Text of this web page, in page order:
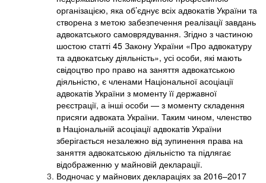
організацією, яка об’єднує всіх адвокатів України та
створена з метою забезпечення реалізації завдань
адвокатського самоврядування. Згідно з частиною
шостою статті 45 Закону України «Про адвокатуру
та адвокатську діяльність», усі особи, які мають
свідоцтво про право на заняття адвокатською
діяльністю, є членами Національної асоціації
адвокатів України з моменту її державної
реєстрації, а інші особи — з моменту складення
присяги адвоката України. Таким чином, членство
в Національній асоціації адвокатів України
зберігається незалежно від зупинення права на
заняття адвокатською діяльністю та підлягає
відображенню у майновій декларації.
Водночас у майнових деклараціях за 2016–2017